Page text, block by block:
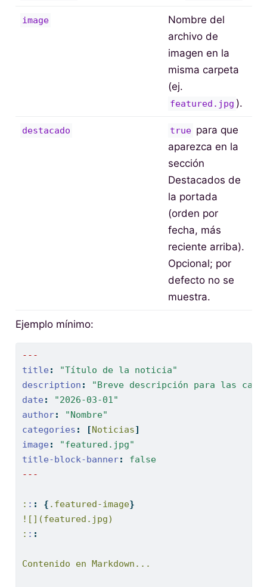
image
Nombre del
archivo de
imagen en la
misma carpeta
(ej.
featured.jpg ).
destacado true para que
aparezca en la
sección
Destacados de
la portada
(orden por
fecha, más
reciente arriba).
Opcional; por
defecto no se
muestra.
Ejemplo mínimo:
---
title :
"Título de la noticia"
description :
"Breve descripción para las
date :
"2026-03-01"
author:
"Nombre"
categories : [Noticias]
image :
"featured.jpg"
title-block-banner:
false
---
: : : { .featured-image}
![](featured.jpg)
: : :
Contenido en Markdown...